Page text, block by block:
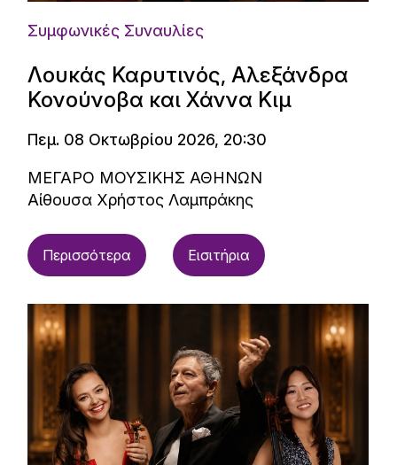
Συμφωνικές Συναυλίες
Λουκάς Καρυτινός, Αλεξάνδρα
Κονούνοβα και Χάννα Κιμ
Πεμ. 08 Οκτωβρίου 2026, 20:30
ΜΕΓΑΡΟ ΜΟΥΣΙΚΗΣ ΑΘΗΝΩΝ
Αίθουσα Χρήστος Λαμπράκης
Περισσότερα Εισιτήρια